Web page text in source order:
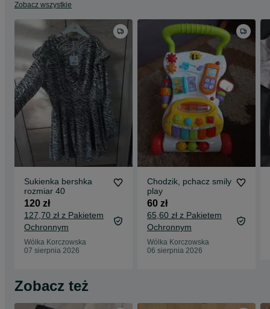
Zobacz wszystkie
Sukienka bershka
rozmiar 40
120 zł
127,70 zł z Pakietem
Ochronnym
Wólka Korczowska
07 sierpnia 2026
Chodzik, pchacz smily
play
60 zł
65,60 zł z Pakietem
Ochronnym
Wólka Korczowska
06 sierpnia 2026
Zobacz też